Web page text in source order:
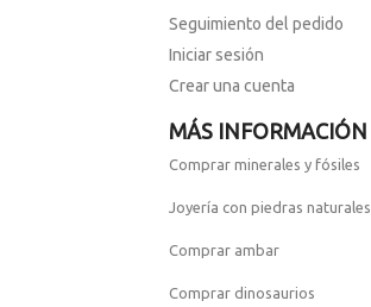
Seguimiento del pedido
Iniciar sesión
Crear una cuenta
MÁS INFORMACIÓN
Comprar minerales y fósiles
Joyería con piedras naturales
Comprar ambar
Comprar dinosaurios